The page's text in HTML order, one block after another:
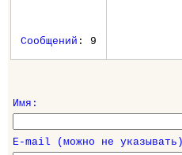
Сообщений : 9
Имя:
E-mail (можно не